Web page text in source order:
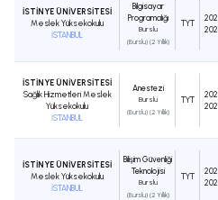
İSTİNYE ÜNİVERSİTESİ
Meslek Yüksekokulu
İSTANBUL
Bilgisayar
Programcılığı
Burslu
(Burslu) (2 Yıllık)
TYT
İSTİNYE ÜNİVERSİTESİ
Sağlık Hizmetleri Meslek
Yüksekokulu
İSTANBUL
Anestezi
Burslu
(Burslu) (2 Yıllık)
TYT
İSTİNYE ÜNİVERSİTESİ
Meslek Yüksekokulu
İSTANBUL
Bilişim Güvenliği
Teknolojisi
Burslu
(Burslu) (2 Yıllık)
TYT